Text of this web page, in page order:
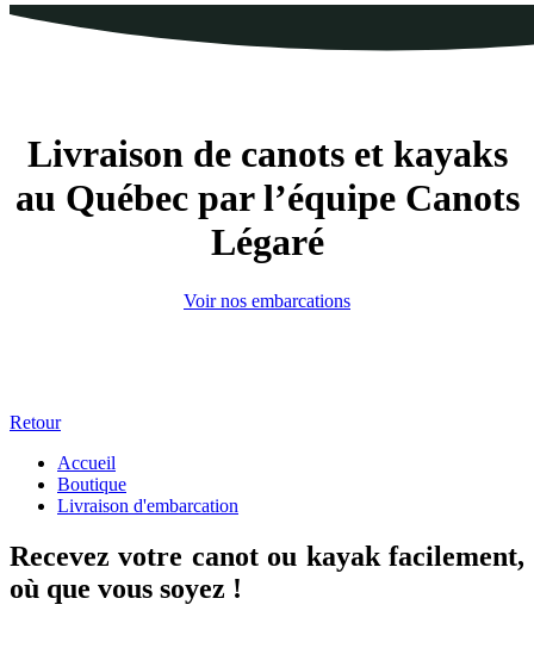
Livraison de canots et kayaks
au Québec par l’équipe Canots
Légaré
Voir nos embarcations
Retour
Accueil
Boutique
Livraison d'embarcation
Recevez votre canot ou kayak facilement,
où que vous soyez !